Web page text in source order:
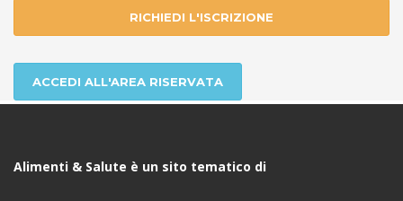
RICHIEDI L'ISCRIZIONE
ACCEDI ALL'AREA RISERVATA
Alimenti & Salute è un sito tematico di